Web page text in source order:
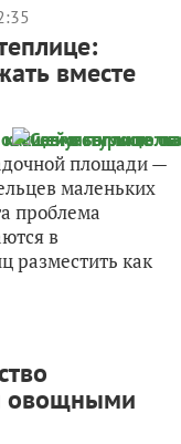
вместе
площади —
маленьких
проблема
в
разместить как
овощными